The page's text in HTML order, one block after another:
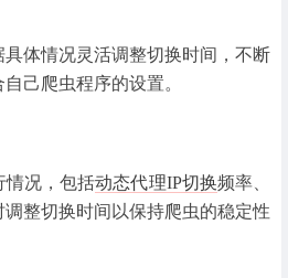
体情况灵活调整切换时间，不断
己爬虫程序的设置。
情况，包括动态代理IP切换频率、
整切换时间以保持爬虫的稳定性